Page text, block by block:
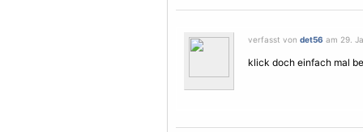
verfasst von det56 am 29.
klick doch einfach mal